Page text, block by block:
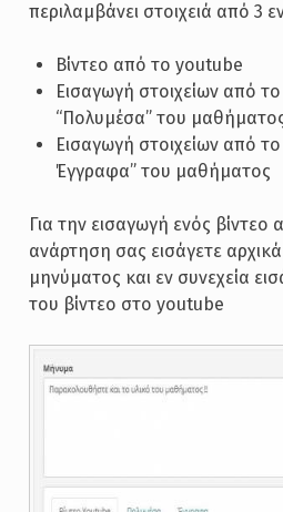
περιλαμβάνει στοιχειά από 3
Βίντεο από το youtube
Εισαγωγή στοιχείων από
“Πολυμέσα” του
Εισαγωγή στοιχείων από
Έγγραφα” του μαθήματος
Για την εισαγωγή ενός
ανάρτηση σας εισάγετε
μηνύματος και εν συνεχεία
του βίντεο στο youtube